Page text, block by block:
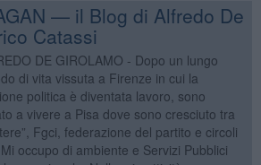
— il Blog di Alfredo De
Catassi
DE GIROLAMO - Dopo un lungo
di vita vissuta a Firenze in cui la
politica è diventata lavoro, sono
a vivere a Pisa dove sono cresciuto tra
Fgci, federazione del partito e circoli
occupo di ambiente e Servizi Pubblici